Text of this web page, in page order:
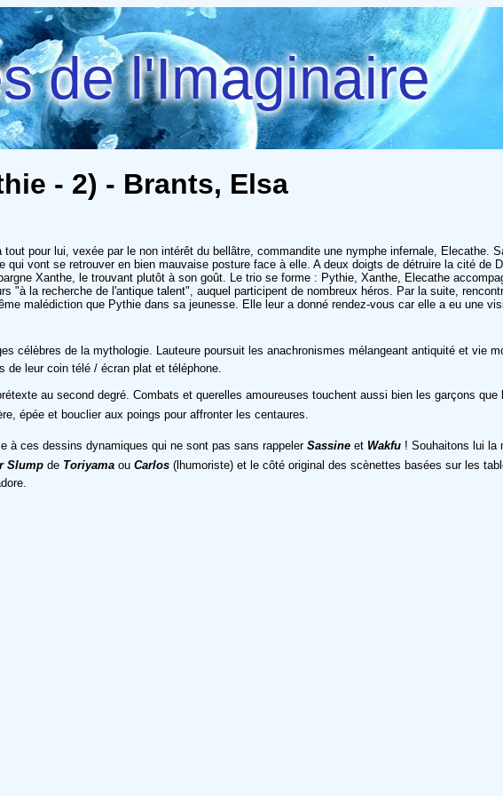
de l'Imaginaire
- 2) - Brants, Elsa
pour lui, vexée par le non intérêt du bellâtre, commandite une nymphe infernale, Elecathe.
vont se retrouver en bien mauvaise posture face à elle. A deux doigts de détruire la cité de
Xanthe, le trouvant plutôt à son goût. Le trio se forme : Pythie, Xanthe, Elecathe
"à la recherche de l'antique talent", auquel participent de nombreux héros. Par la suite,
malédiction que Pythie dans sa jeunesse. Elle leur a donné rendez-vous car elle a eu une
célèbres de la mythologie. Lauteure poursuit les anachronismes mélangeant antiquité et vie
leur coin télé / écran plat et téléphone.
au second degré. Combats et querelles amoureuses touchent aussi bien les garçons
épée et bouclier aux poings pour affronter les centaures.
à ces dessins dynamiques qui ne sont pas sans rappeler Sassine et Wakfu ! Souhaitons lui la
Slump de Toriyama ou Carlos (lhumoriste) et le côté original des scènettes basées sur les